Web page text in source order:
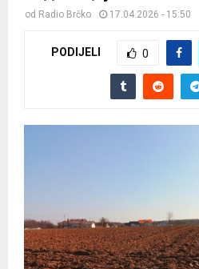
od Radio Brčko 17.04.2026 - 15:50
PODIJELI 0